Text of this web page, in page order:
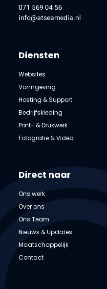
071 569 04 56
info@atseamedia.nl
Diensten
Websites
Vormgeving
Hosting & Support
Bedrijfskleding
Print- & Drukwerk
Fotografie & Video
Direct naar
Ons werk
Over ons
Ons Team
Nieuws & Updates
Maatschappelijk
Contact